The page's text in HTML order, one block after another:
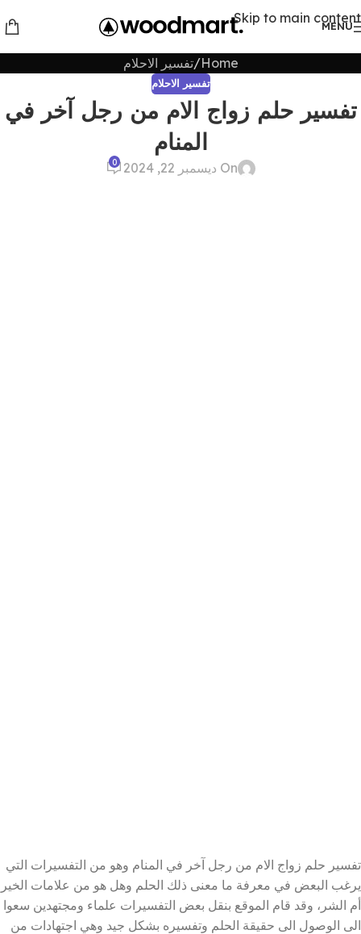
Skip to main content
MENU
Home تفسير الاحلام
تفسير الاحلام
تفسير حلم زواج الام من رجل آخر في
المنام
On ديسمبر 22, 2024 0
تفسير حلم زواج الام من رجل آخر في المنام وهو من التفسيرات التي
يرغب البعض في معرفة ما معنى ذلك الحلم وهل هو من علامات الخير
أم الشر، وقد قام الموقع بنقل بعض التفسيرات علماء ومجتهدين سعوا
الى الوصول الى حقيقة الحلم وتفسيره بشكل جيد وهي اجتهادات من